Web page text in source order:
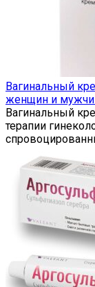
Вагинальный
женщин и
Вагинальный
терапии